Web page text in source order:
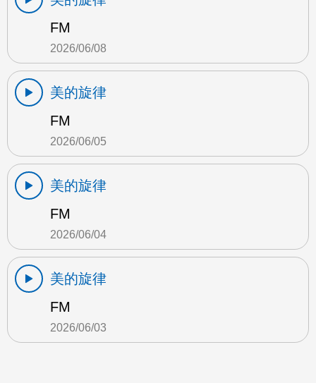
FM
2026/06/08
美的旋律
FM
2026/06/05
美的旋律
FM
2026/06/04
美的旋律
FM
2026/06/03